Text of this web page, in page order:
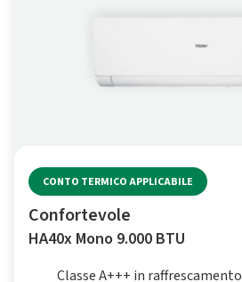
CONTO TERMICO APPLICABILE
Confortevole
HA40x Mono 9.000 BTU
Classe A+++ in raffrescamento